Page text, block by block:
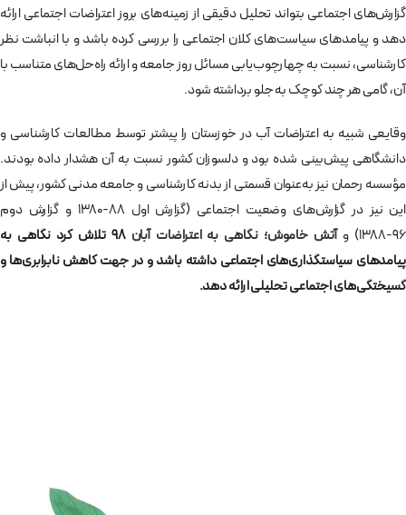
گزارش‌های اجتماعی بتواند تحلیل دقیقی از زمینه‌های بروز اعتراضات اجتماعی ارائه
دهد و پیامدهای سیاست‌های کلان اجتماعی را بررسی کرده باشد و با انباشت نظر
کارشناسی، نسبت به چهارچوب‌یابی مسائل روز جامعه و ارائه راه‌حل‌های متناسب با
آن، گامی هر چند کوچک به جلو برداشته شود.
وقایعی شبیه به اعتراضات آب در خوزستان را‌ پیشتر توسط مطالعات کارشناسی و
دانشگاهی پیش‌بینی شده بود و دلسوزان کشور نسبت به آن هشدار داده بودند.
مؤسسه رحمان نیز به‌عنوان قسمتی از بدنه کارشناسی و جامعه مدنی کشور، پیش از
این نیز در گزارش‌های وضعیت اجتماعی (گزارش اول ۸۸-۱۳۸۰ و گزارش دوم
۹۶-۱۳۸۸) و
آتش خاموش؛ نگاهی به اعتراضات آبان
۹۸ تلاش کرد نگاهی به
پیامدهای سیاستگذاری‌های اجتماعی داشته باشد و در جهت کاهش نابرابری‌ها و
گسیختگی‌های اجتماعی تحلیلی ارائه دهد.